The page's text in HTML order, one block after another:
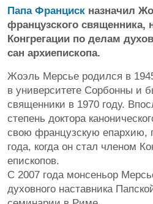
Папа Франциск назначил
французского священника,
Конгрегации по делам
сан архиепископа.
Жоэль Мерсье родился в
в университете Сорбонны и
священники в 1970 году.
степень доктора
свою французскую епархию,
года, когда он стал членом
епископов.
С 2007 года монсеньор
духовного наставника